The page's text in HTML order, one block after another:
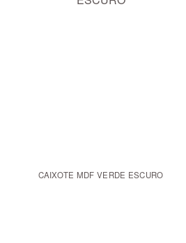
CAIXOTE MDF VERDE ESCURO